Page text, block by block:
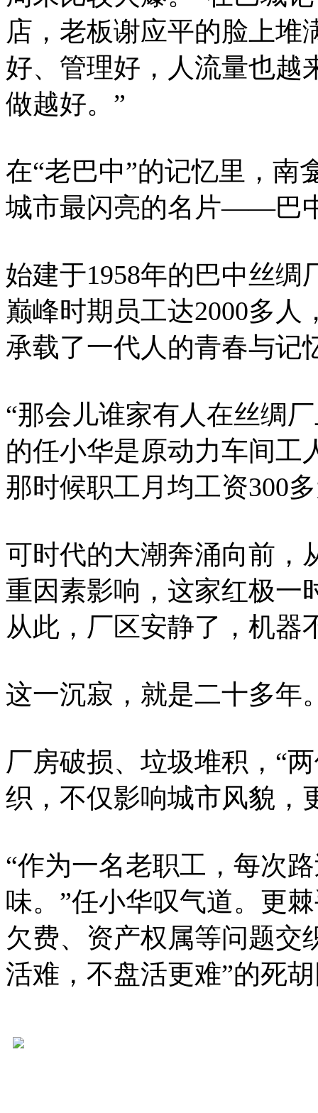
店，老板谢应平的脸上堆
好、管理好，人流量也越
做越好。”
在“老巴中”的记忆里，南
城市最闪亮的名片——巴
始建于1958年的巴中丝
巅峰时期员工达2000多
承载了一代人的青春与记
“那会儿谁家有人在丝绸
的任小华是原动力车间工
那时候职工月均工资300
可时代的大潮奔涌向前，
重因素影响，这家红极一
从此，厂区安静了，机器
这一沉寂，就是二十多年
厂房破损、垃圾堆积，“
织，不仅影响城市风貌，
“作为一名老职工，每次
味。”任小华叹气道。更
欠费、资产权属等问题交
活难，不盘活更难”的死